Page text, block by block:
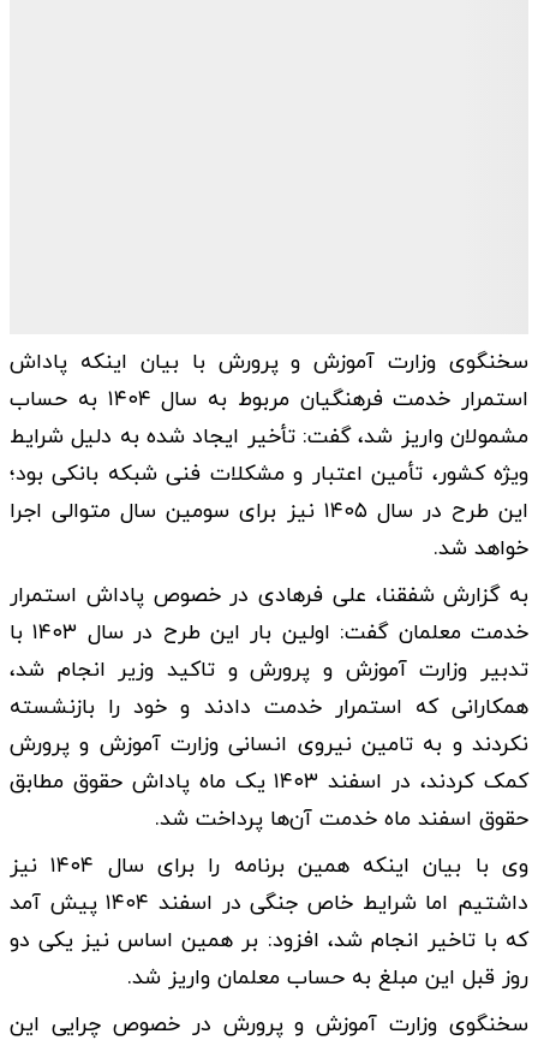
سخنگوی وزارت آموزش و پرورش با بیان اینکه پاداش
استمرار خدمت فرهنگیان مربوط به سال ۱۴۰۴ به حساب
مشمولان واریز شد، گفت: تأخیر ایجاد شده به دلیل شرایط
ویژه کشور، تأمین اعتبار و مشکلات فنی شبکه بانکی بود؛
این طرح در سال ۱۴۰۵ نیز برای سومین سال متوالی اجرا
خواهد شد.
به گزارش شفقنا، علی فرهادی در خصوص پاداش استمرار
خدمت معلمان گفت: اولین بار این طرح در سال ۱۴۰۳ با
تدبیر وزارت آموزش و پرورش و تاکید وزیر انجام شد،
همکارانی که استمرار خدمت دادند و خود را بازنشسته
نکردند و به تامین نیروی انسانی وزارت آموزش و پرورش
کمک کردند، در اسفند ۱۴۰۳ یک ماه پاداش حقوق مطابق
حقوق اسفند ماه خدمت آن‌ها پرداخت شد.
وی با بیان اینکه همین برنامه را برای سال ۱۴۰۴ نیز
داشتیم اما شرایط خاص جنگی در اسفند ۱۴۰۴ پیش آمد
که با تاخیر انجام شد، افزود: بر همین اساس نیز یکی دو
روز قبل این مبلغ به حساب معلمان واریز شد.
سخنگوی وزارت آموزش و پرورش در خصوص چرایی این